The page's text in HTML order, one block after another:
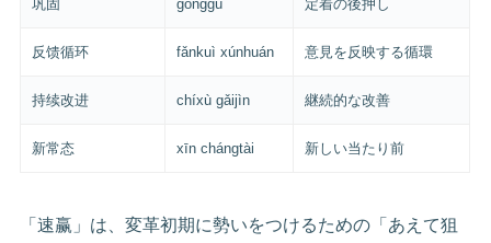
巩固 gǒnggù 定着の後押し
反馈循环 fǎnkuì xúnhuán 意見を反映する循環
持续改进 chíxù gǎijìn 継続的な改善
新常态 xīn chángtài 新しい当たり前
「速赢」は、変革初期に勢いをつけるための「あえて狙